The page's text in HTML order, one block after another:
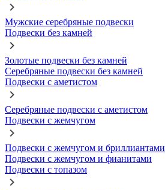
Мужские серебряные подвески
Подвески без камней
Золотые подвески без камней
Серебряные подвески без камней
Подвески с аметистом
Серебряные подвески с аметистом
Подвески с жемчугом
Подвески с жемчугом и бриллиантами
Подвески с жемчугом и фианитами
Подвески с топазом